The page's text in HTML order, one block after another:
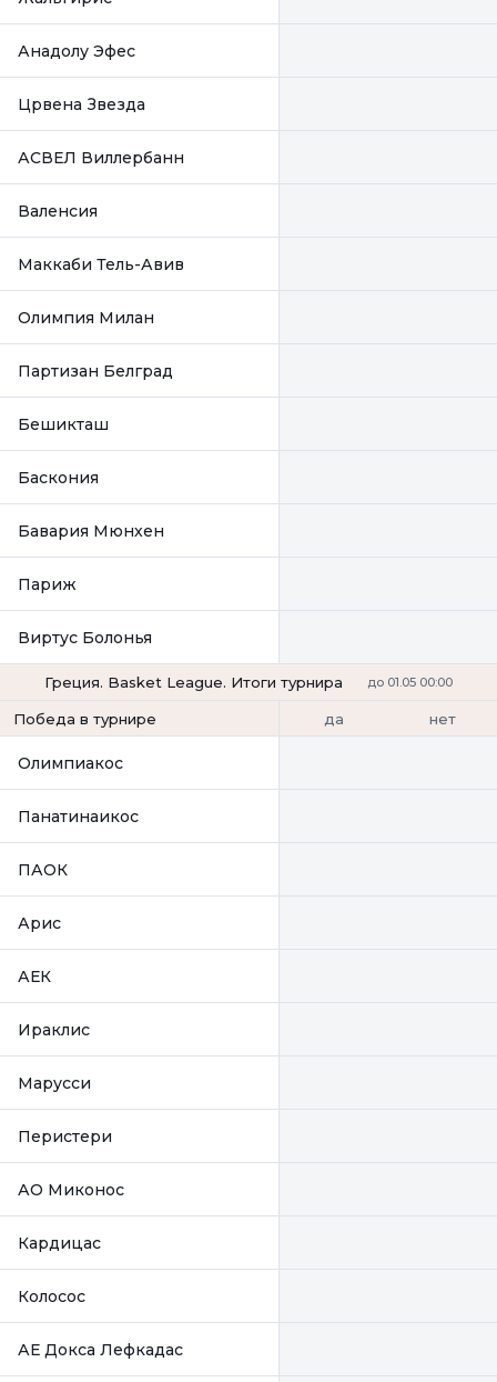
Анадолу Эфес
Црвена Звезда
АСВЕЛ Виллербанн
Валенсия
Маккаби Тель-Авив
Олимпия Милан
Партизан Белград
Бешикташ
Баскония
Бавария Мюнхен
Париж
Виртус Болонья
Греция. Basket League. Итоги турнира до 01.05 00:00
Победа в турнире да нет
Олимпиакос
Панатинаикос
ПАОК
Арис
АЕК
Ираклис
Марусси
Перистери
АО Миконос
Кардицас
Колосос
АЕ Докса Лефкадас